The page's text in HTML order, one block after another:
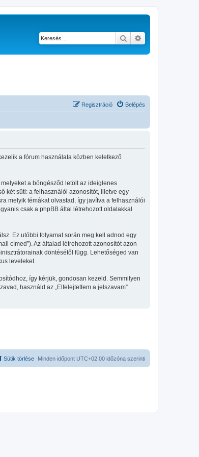
Keresés
Belépés
Regisztráció
a fórum használata közben keletkező
a böngésződ letölt az ideiglenes
két süti: a felhasználói azonosítót, illetve egy
melyik témákat olvastad, így javítva a felhasználói
csak a phpBB által létrehozott oldalakkal
Ez utóbbi folyamat során meg kell adnod egy
címed”). Az általad létrehozott azonosítót azon
döntésétől függ. Lehetőséged van
leveleket.
így kérjük, gondosan kezeld. Semmilyen
használd az „Elfelejtettem a jelszavam”
Minden időpont UTC+02:00 időzóna szerinti
Sütik törlése